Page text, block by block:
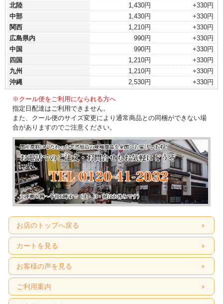
北陸
1,430円
+330円
中部
1,430円
+330円
関西
1,210円
+330円
広島県内
990円
+330円
中国
990円
+330円
四国
1,210円
+330円
九州
1,210円
+330円
沖縄
2,530円 +330円
※クール便をご利用になられる方へ
指定日配達はご利用できません。
また、クール便のサイズ変更により通常商品との同梱ができない場
合がありますのでご注意ください。
お店のトップへ戻る
カートを見る
お客様の声を見る
ご利用案内